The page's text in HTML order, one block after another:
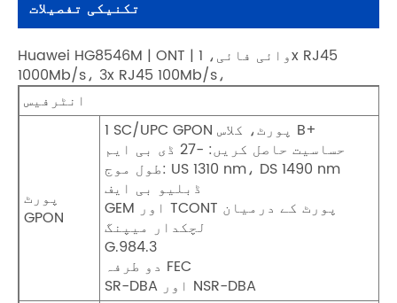
تکنیکی تفصیلات
Huawei HG8546M | ONT | وائی ​​فائی، 1x RJ45
1000Mb/s، 3x RJ45 100Mb/s،
انٹرفیس
پورٹ
GPON
1 SC/UPC GPON پورٹ، کلاس B+
حساسیت حاصل کریں: -27 ڈی بی ایم
طول موج: US 1310 nm، DS 1490 nm
ڈبلیو بی ایف
GEM اور TCONT پورٹ کے درمیان
لچکدار میپنگ
G.984.3
دو طرفہ FEC
SR-DBA اور NSR-DBA